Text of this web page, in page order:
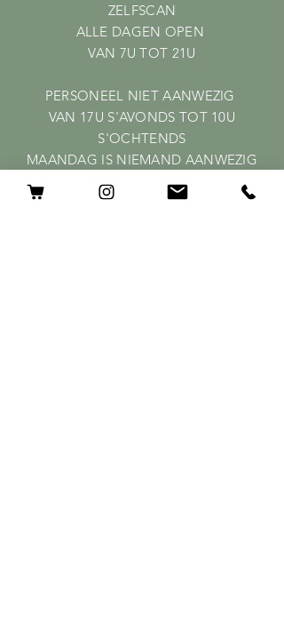
ZELFSCAN
ALLE DAGEN OPEN
VAN 7U TOT 21U
PERSONEEL NIET AANWEZIG
VAN 17U S'AVONDS TOT 10U
S'OCHTENDS
MAANDAG IS NIEMAND AANWEZIG
HELP